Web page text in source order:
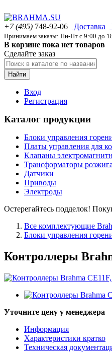
+7 (495) 748-92-06 Доставка
Принимаем заказы: Пн-Пт с 9:00 до
В корзине пока нет товаров
Сделайте заказ
Найти
Вход
Регистрация
Каталог продукции
Блоки управления
Платы управления для
Клапаны
Трансформаторы розжига
Датчики
Приводы
Электроды
Остерегайтесь подделок!
Все комплектующие
Блоки управления
Контроллеры
Уточните цену у менеджера
Информация
Характеристики кратко
Техническая